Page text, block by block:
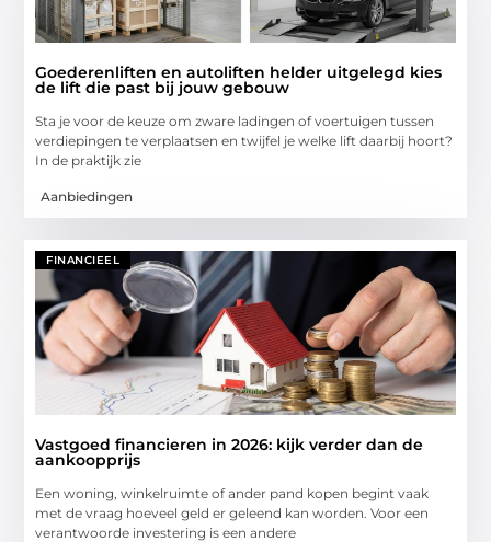
Goederenliften en autoliften helder uitgelegd kies
de lift die past bij jouw gebouw
Sta je voor de keuze om zware ladingen of voertuigen tussen
verdiepingen te verplaatsen en twijfel je welke lift daarbij hoort?
In de praktijk zie
Aanbiedingen
FINANCIEEL
Vastgoed financieren in 2026: kijk verder dan de
aankoopprijs
Een woning, winkelruimte of ander pand kopen begint vaak
met de vraag hoeveel geld er geleend kan worden. Voor een
verantwoorde investering is een andere